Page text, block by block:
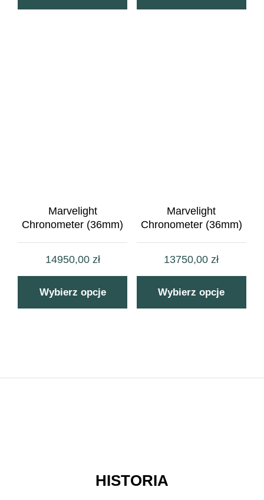
Marvelight
Chronometer (36mm)
14950,00 zł
Wybierz opcje
Marvelight
Chronometer (36mm)
13750,00zł
Wybierz opcje
HISTORIA